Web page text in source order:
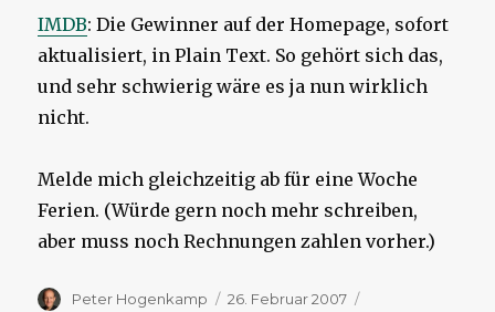
IMDB: Die Gewinner auf der Homepage, sofort
aktualisiert, in Plain Text. So gehört sich das,
und sehr schwierig wäre es ja nun wirklich
nicht.
Melde mich gleichzeitig ab für eine Woche
Ferien. (Würde gern noch mehr schreiben,
aber muss noch Rechnungen zahlen vorher.)
Autor
Peter Hogenkamp
Veröffentlicht
26. Februar 2007